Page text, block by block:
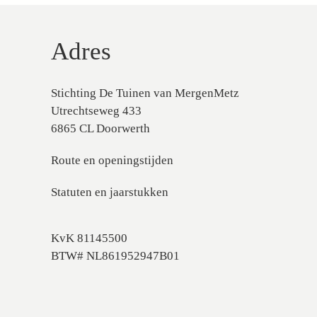
Adres
Stichting De Tuinen van MergenMetz
Utrechtseweg 433
6865 CL Doorwerth
Route en openingstijden
Statuten en jaarstukken
KvK 81145500
BTW# NL861952947B01